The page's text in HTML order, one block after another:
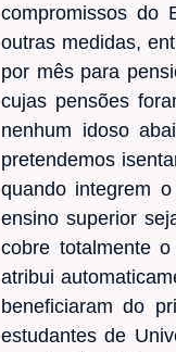
compromissos do
outras medidas,
por mês para
cujas pensões
nenhum idoso
pretendemos
quando integrem
ensino superior
cobre totalmente
atribui
beneficiaram do
estudantes de